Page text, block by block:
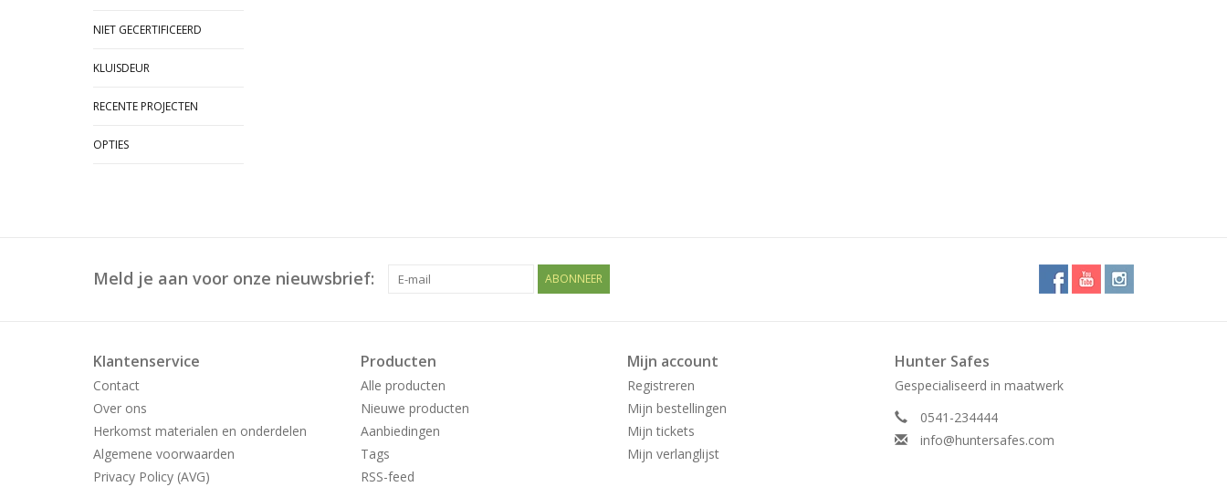
NIET GECERTIFICEERD
KLUISDEUR
RECENTE PROJECTEN
OPTIES
Meld je aan voor onze nieuwsbrief: ABONNEER
Klantenservice
Contact
Over ons
Herkomst materialen en onderdelen
Algemene voorwaarden
Privacy Policy (AVG)
Producten
Alle producten
Nieuwe producten
Aanbiedingen
Tags
RSS-feed
Mijn account
Registreren
Mijn bestellingen
Mijn tickets
Mijn verlanglijst
Hunter Safes
Gespecialiseerd in maatwerk
0541-234444
info@huntersafes.com